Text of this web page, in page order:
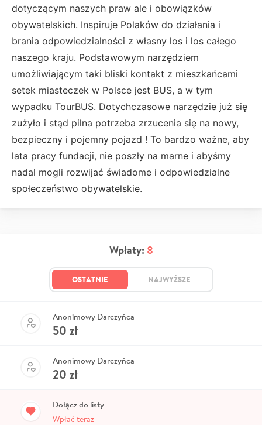
dotyczącym naszych praw ale i obowiązków
obywatelskich. Inspiruje Polaków do działania i
brania odpowiedzialności z własny los i los całego
naszego kraju. Podstawowym narzędziem
umożliwiającym taki bliski kontakt z mieszkańcami
setek miasteczek w Polsce jest BUS, a w tym
wypadku TourBUS. Dotychczasowe narzędzie już się
zużyło i stąd pilna potrzeba zrzucenia się na nowy,
bezpieczny i pojemny pojazd ! To bardzo ważne, aby
lata pracy fundacji, nie poszły na marne i abyśmy
nadal mogli rozwijać świadome i odpowiedzialne
społeczeństwo obywatelskie.
Wpłaty: 8
OSTATNIE NAJWYŻSZE
Anonimowy Darczyńca
50 zł
Anonimowy Darczyńca
20 zł
Dołącz do listy
Wpłać teraz